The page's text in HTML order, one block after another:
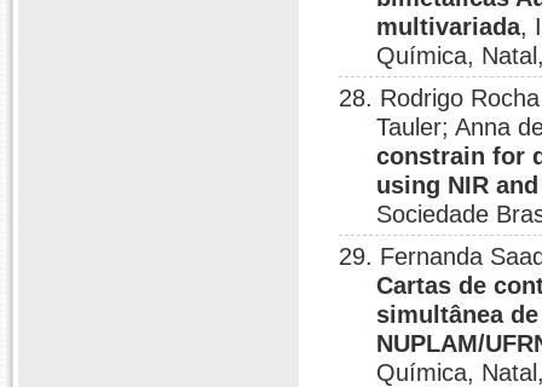
multivariada,
Química,
28. Rodrigo
Tauler; Anna
constrain for
using NIR
Sociedade
29. Fernanda
Cartas de
simultânea
NUPLAM/
Química,